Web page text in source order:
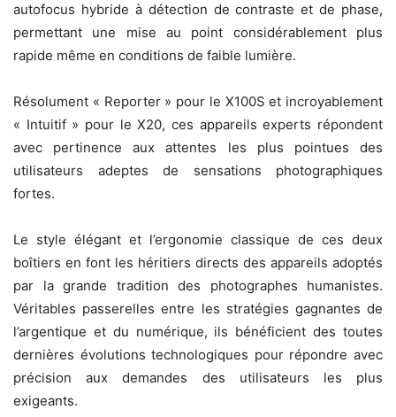
autofocus hybride à détection de contraste et de phase,
permettant une mise au point considérablement plus
rapide même en conditions de faible lumière.
Résolument « Reporter » pour le X100S et incroyablement
« Intuitif » pour le X20, ces appareils experts répondent
avec pertinence aux attentes les plus pointues des
utilisateurs adeptes de sensations photographiques
fortes.
Le style élégant et l’ergonomie classique de ces deux
boîtiers en font les héritiers directs des appareils adoptés
par la grande tradition des photographes humanistes.
Véritables passerelles entre les stratégies gagnantes de
l’argentique et du numérique, ils bénéficient des toutes
dernières évolutions technologiques pour répondre avec
précision aux demandes des utilisateurs les plus
exigeants.